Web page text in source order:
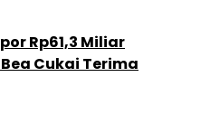
Rp61,3 Miliar
Cukai Terima